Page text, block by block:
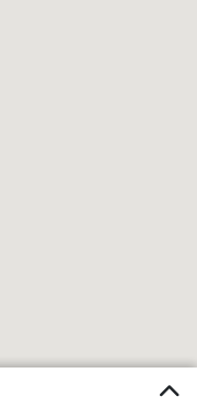
ペット可）